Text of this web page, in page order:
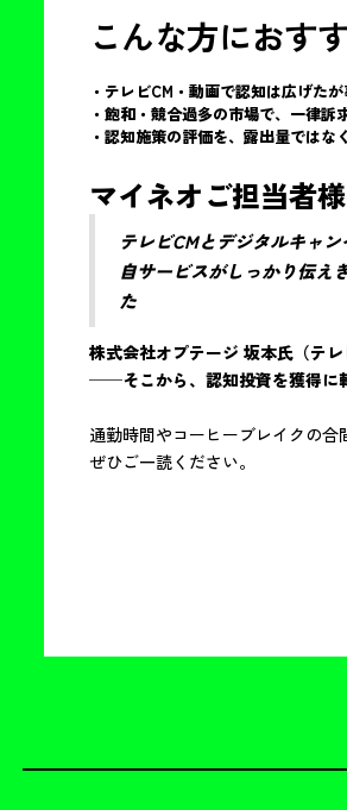
こんな方におす
・テレビCM・動画で認知は広げた
・飽和・競合過多の市場で、一律
・認知施策の評価を、露出量では
マイネオご担当者
テレビCMとデジタルキャ
自サービスがしっかり伝え
た
株式会社オプテージ 坂本氏（テ
──そこから、認知投資を獲得に
通勤時間やコーヒーブレイクの合
ぜひご一読ください。